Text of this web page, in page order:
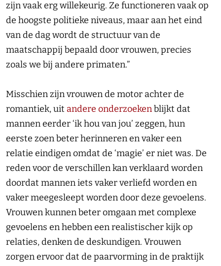
zijn vaak erg willekeurig. Ze functioneren vaak op
de hoogste politieke niveaus, maar aan het eind
van de dag wordt de structuur van de
maatschappij bepaald door vrouwen, precies
zoals we bij andere primaten.”
Misschien zijn vrouwen de motor achter de
romantiek, uit andere onderzoekenblijkt dat
mannen eerder ‘ik hou van jou’ zeggen, hun
eerste zoen beter herinneren en vaker een
relatie eindigen omdat de ‘magie’ er niet was. De
reden voor de verschillen kan verklaard worden
doordat mannen iets vaker verliefd worden en
vaker meegesleept worden door deze gevoelens.
Vrouwen kunnen beter omgaan met complexe
gevoelens en hebben een realistischer kijk op
relaties, denken de deskundigen. Vrouwen
zorgen ervoor dat de paarvorming in de praktijk